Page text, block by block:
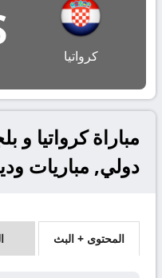
كرواتيا
مباراة كرواتيا و
دولي, مباريات
المحتوى + البث